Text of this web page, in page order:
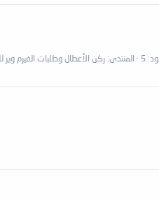
5 المنتدى: ركن الأعطال وطلبات الفيرم وير